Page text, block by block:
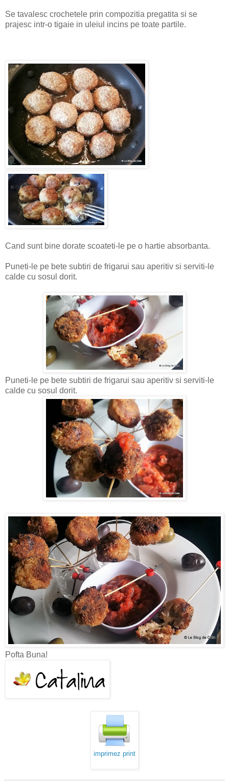
Se tavalesc crochetele prin compozitia pregatita si se
prajesc intr-o tigaie in uleiul incins pe toate partile.
Cand sunt bine dorate scoateti-le pe o hartie absorbanta.
Puneti-le pe bete subtiri de frigarui sau aperitiv si serviti-le
calde cu sosul dorit.
Puneti-le pe bete subtiri de frigarui sau aperitiv si serviti-le
calde cu sosul dorit.
Pofta Buna!
imprimez print